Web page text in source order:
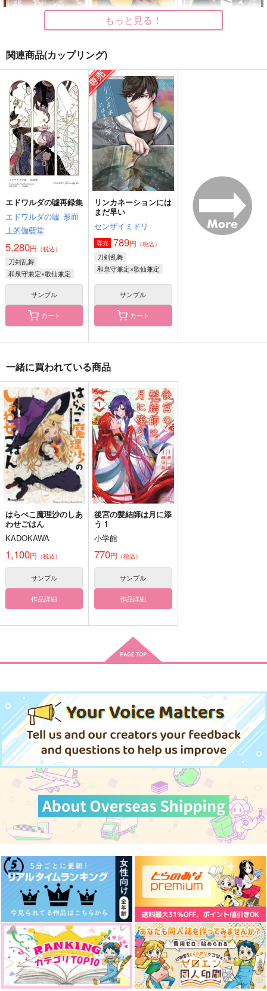
はらぺこ本丸レシピ
本 Vol.1
空庭
715円（税込）
サンプル
作品詳細
はらぺこ本丸レンシピ
本 Vol.2
空庭
944円（税込）
サンプル
作品詳細 作品詳細
ある日突然女になった
はらぺこ堂
食満留三郎×善法寺伊作
サンプル
作品詳細
人さん！！２
はらぺこライオン
雑渡昆奈門×善法寺伊作
サンプル
作品詳細
はらぺこクリスのラバ
ーキーカバー
作品詳細
ぷち・ねこみみとしっ
ぽ はらぺこ篇
（税込）
轟焦凍×爆豪勝己
作品詳細 作品詳細
いもけんぴ
715 円（税込）
歌仙兼定
サンプル
作品詳細
江くんと歌仙くんの本
ふじある茶房
944 （税込）
にっかり青江×歌仙兼定
サンプル
作品詳細
ジー「我こそは、」
茶碗飯
3,500 （税込）
サンプル
作品詳細
もっと見る！
関連商品(カップリング)
エドワルダの嘘再録集
エドワルダの嘘 形而
上的伽藍堂
5,280円 （税込）
刀剣乱舞
和泉守兼定×歌仙兼定
サンプル
カート
リンカネーションには
まだ早い
センザイミドリ
専売 789円 （税込）
刀剣乱舞
和泉守兼定×歌仙兼定
サンプル
カート
一緒に買われている商品
はらぺこ魔理沙のしあ
わせごはん
KADOKAWA
1,100円 （税込）
サンプル
作品詳細
後宮の髪結師は月に添
う 1
小学館
770円 （税込）
サンプル
作品詳細